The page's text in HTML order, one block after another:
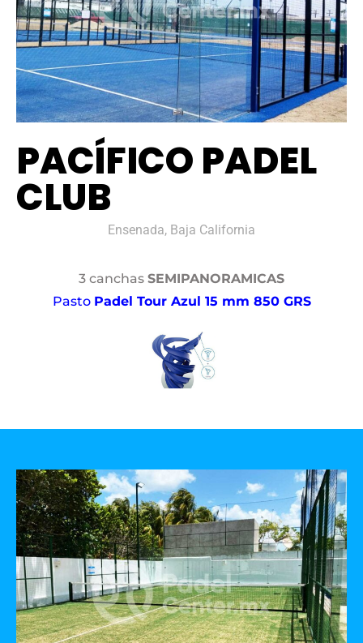
PACÍFICO PADEL
CLUB
Ensenada, Baja California
3 canchas SEMIPANORAMICAS
Pasto Padel Tour Azul 15 mm 850 GRS